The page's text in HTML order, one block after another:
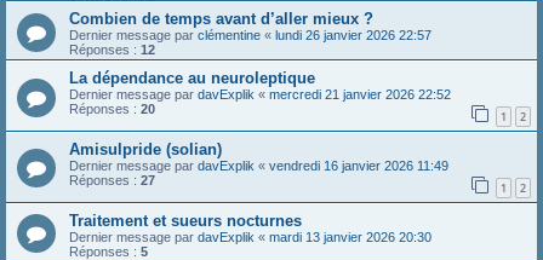
Combien de temps avant d’aller mieux ?
Dernier message par clémentine « lundi 26 janvier 2026 22:57
Réponses : 12
La dépendance au neuroleptique
Dernier message par davExplik « mercredi 21 janvier 2026 22:52
Réponses : 20 1 2
Amisulpride (solian)
Dernier message par davExplik « vendredi 16 janvier 2026 11:49
Réponses : 27 1 2
Traitement et sueurs nocturnes
Dernier message par davExplik « mardi 13 janvier 2026 20:30
Réponses : 5